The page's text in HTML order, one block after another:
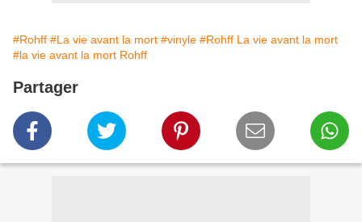
#Rohff #La vie avant la mort #vinyle #Rohff La vie avant la mort
#la vie avant la mort Rohff
Partager